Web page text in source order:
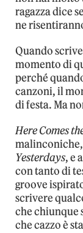
ragazza dice
ne
Quando
momento di
perché
canzoni, il
di festa. Ma
Here Comes
Yesterdays, e
con tanto di
groove
scrivere
che chiunque
che cazzo è